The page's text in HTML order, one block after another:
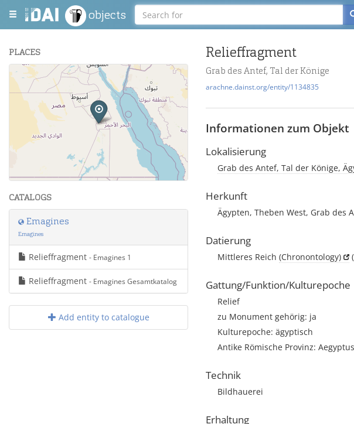
objects
PLACES
+
−
Leaflet| Maps and Data ©OpenStreetMap .
CATALOGS
Emagines
Emagines
Relieffragment - Emagines 1
Relieffragment - Emagines Gesamtkatalog
Add entity to catalogue
Relieffragment
Grab des Antef, Tal der Könige
arachne.dainst.org/entity/1134835
Informationen zum Objekt
Lokalisierung
Grab des Antef, Tal der Könige,
Herkunft
Ägypten, Theben West, Grab des
Datierung
Mittleres Reich (Chronontology)
Gattung/Funktion/Kulturepoche
Relief
zu Monument gehörig: ja
Kulturepoche: ägyptisch
Antike Römische Provinz: Aegyptus
Technik
Bildhauerei
Erhaltung